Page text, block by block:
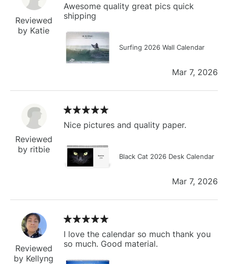
Reviewed
by Katie
Awesome quality great pics quick
shipping
Surfing 2026 Wall Calendar
Mar 7, 2026
Reviewed
by ritbie
Nice pictures and quality paper.
Black Cat 2026 Desk Calendar
Mar 7, 2026
Reviewed
by Kellyng
I love the calendar so much thank you
so much. Good material.